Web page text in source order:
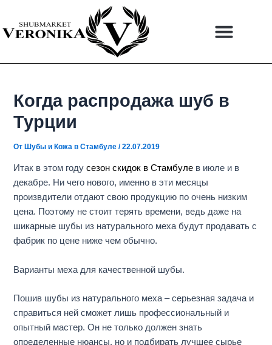
содержимому
Когда распродажа шуб в
Турции
ОтШубы и Кожа в Стамбуле/22.07.2019
Итак в этом годусезон скидок в Стамбуле в июле и в
декабре. Ни чего нового, именно в эти месяцы
произвдители отдают свою продукцию по очень низким
цена. Поэтому не стоит терять времени, ведь даже на
шикарные шубы из натурального меха будут продавать с
фабрик по цене ниже чем обычно.
Варианты меха для качественной шубы.
Пошив шубы из натурального меха – серьезная задача и
справиться ней сможет лишь профессиональный и
опытный мастер. Он не только должен знать
определенные нюансы, но и подбирать лучшее сырье
записям